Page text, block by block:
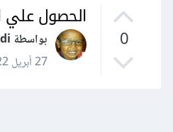
0
الحصول علي
بواسطة Ishag Hadi
27 أبريل 2022